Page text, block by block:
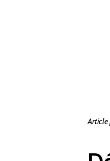
Article